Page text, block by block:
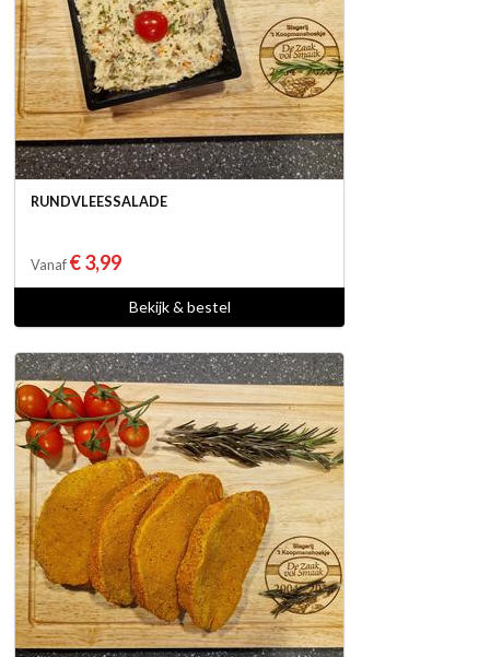
RUNDVLEESSALADE
Vanaf € 3,99
Bekijk & bestel